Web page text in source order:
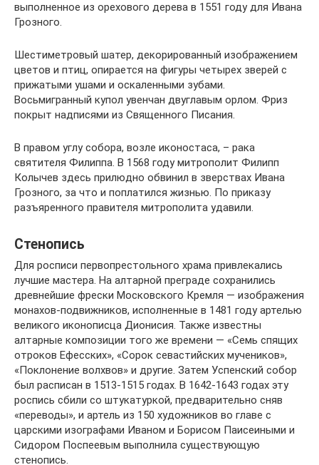
выполненное из орехового дерева в 1551 году для Ивана
Грозного.
Шестиметровый шатер, декорированный изображением
цветов и птиц, опирается на фигуры четырех зверей с
прижатыми ушами и оскаленными зубами.
Восьмигранный купол увенчан двуглавым орлом. Фриз
покрыт надписями из Священного Писания.
В правом углу собора, возле иконостаса, – рака
святителя Филиппа. В 1568 году митрополит Филипп
Колычев здесь прилюдно обвинил в зверствах Ивана
Грозного, за что и поплатился жизнью. По приказу
разъяренного правителя митрополита удавили.
Стенопись
Для росписи первопрестольного храма привлекались
лучшие мастера. На алтарной преграде сохранились
древнейшие фрески Московского Кремля — изображения
монахов-подвижников, исполненные в 1481 году артелью
великого иконописца Дионисия. Также известны
алтарные композиции того же времени — «Семь спящих
отроков Ефесских», «Сорок севастийских мучеников»,
«Поклонение волхвов» и другие. Затем Успенский собор
был расписан в 1513-1515 годах. В 1642-1643 годах эту
роспись сбили со штукатуркой, предварительно сняв
«переводы», и артель из 150 художников во главе с
царскими изографами Иваном и Борисом Паисеиными и
Сидором Поспеевым выполнила существующую
стенопись.